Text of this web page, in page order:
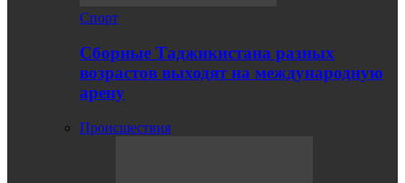
Спорт
Сборные Таджикистана разных
возрастов выходят на международную
арену
Происшествия